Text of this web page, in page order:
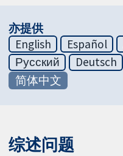
亦提供
English
Español
Русский
Deutsch
简体中文
综述问题